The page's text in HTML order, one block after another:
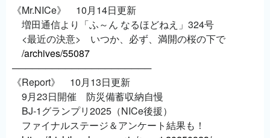
《Mr.NICe》 10月14日更新
増田通信より「ふ～ん なるほどねえ」324号
<最近の決意> いつか、必ず、満開の桜の下で
/archives/55087
─────────────────────
《Report》 10月13日更新
9月23日開催 防災備蓄収納自慢
BJ-1グランプリ2025（NICe後援）
ファイナルステージ＆アンケート結果も！